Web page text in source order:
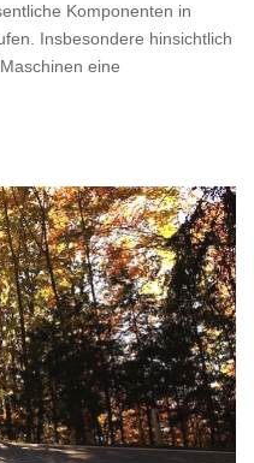
Komponenten in
Insbesondere hinsichtlich
eine